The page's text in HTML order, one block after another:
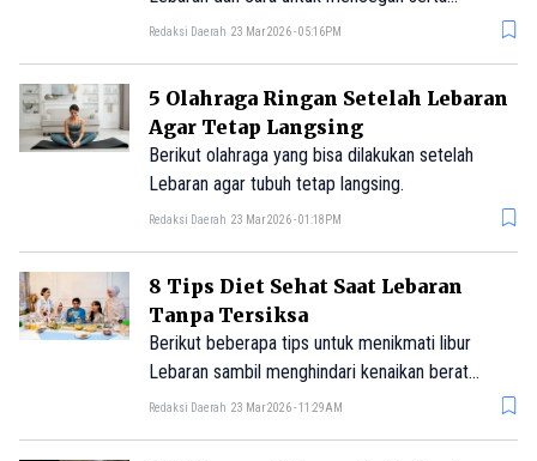
mengatasi diare yang perlu Anda lakukan.
Redaksi Daerah 23 Mar 2026 - 05:16PM
5 Olahraga Ringan Setelah Lebaran
Agar Tetap Langsing
Berikut olahraga yang bisa dilakukan setelah
Lebaran agar tubuh tetap langsing.
Redaksi Daerah 23 Mar 2026 - 01:18PM
8 Tips Diet Sehat Saat Lebaran
Tanpa Tersiksa
Berikut beberapa tips untuk menikmati libur
Lebaran sambil menghindari kenaikan berat
badan!
Redaksi Daerah 23 Mar 2026 - 11:29AM